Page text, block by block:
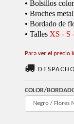
• Bolsillos
• Broches
• Bordado de
• Talles XS - S
Para ver el precio
COLOR/